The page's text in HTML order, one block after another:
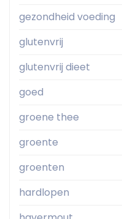
gezondheid voeding
glutenvrij
glutenvrij dieet
goed
groene thee
groente
groenten
hardlopen